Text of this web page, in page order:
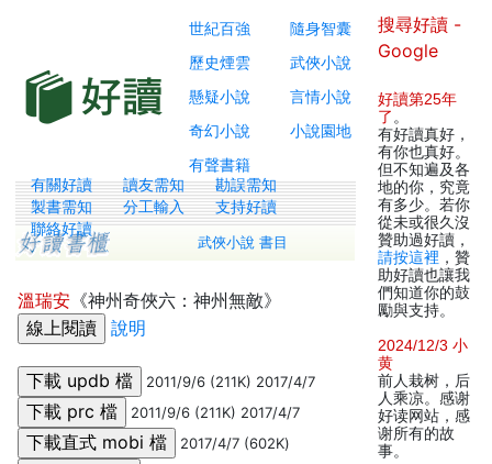
世紀百強
隨身智囊
歷史煙雲
武俠小說
懸疑小說
言情小說
奇幻小說
小說園地
有聲書籍
有關好讀 讀友需知
勘誤需知
製書需知
分工輸入
支持好讀
聯絡好讀
武俠小說 書目
溫瑞安 《神州奇俠六：神州無敵》
說明
2011/9/6 (211K) 2017/4/7
2011/9/6 (211K) 2017/4/7
2017/4/7 (602K)
搜尋好讀 -
Google
好讀第25年
了 。
有好讀真好，
有你也真好。
但不知遍及各
地的你，究竟
有多少。若你
從未或很久沒
贊助過好讀，
請按這裡 ，贊
助好讀也讓我
們知道你的鼓
勵與支持。
2024/12/3 小
黄
前人栽树，后
人乘凉。感谢
好读网站，感
谢所有的故
事。